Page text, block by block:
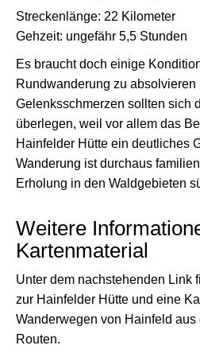
Streckenlänge: 22 Kilometer
Gehzeit: ungefähr 5,5 Stunden
Es braucht doch einige
Rundwanderung zu absolvieren
Gelenksschmerzen sollten sich
überlegen, weil vor allem das
Hainfelder Hütte ein deutliches
Wanderung ist durchaus
Erholung in den Waldgebieten
Weitere
Kartenmaterial
Unter dem nachstehenden Link
zur Hainfelder Hütte und eine
Wanderwegen von Hainfeld aus
Routen.